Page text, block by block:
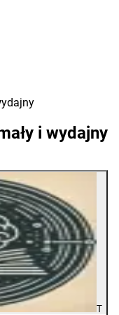
i wydajny
T